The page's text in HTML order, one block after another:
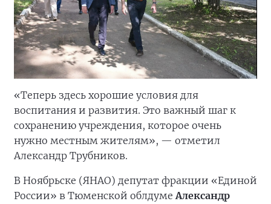
«Теперь здесь хорошие условия для
воспитания и развития. Это важный шаг к
сохранению учреждения, которое очень
нужно местным жителям», — отметил
Александр Трубников.
В Ноябрьске (ЯНАО) депутат фракции «Единой
России» в Тюменской облдумеАлександр